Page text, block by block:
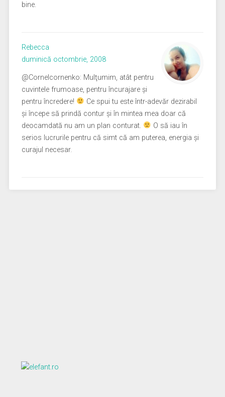
bine.
Rebecca
duminică octombrie, 2008
@Cornelcornenko: Mulţumim, atât pentru
cuvintele frumoase, pentru încurajare şi
pentru încredere!
Ce spui tu este într-adevăr dezirabil
şi începe să prindă contur şi în mintea mea doar că
deocamdată nu am un plan conturat.
O să iau în
serios lucrurile pentru că simt că am puterea, energia şi
curajul necesar.